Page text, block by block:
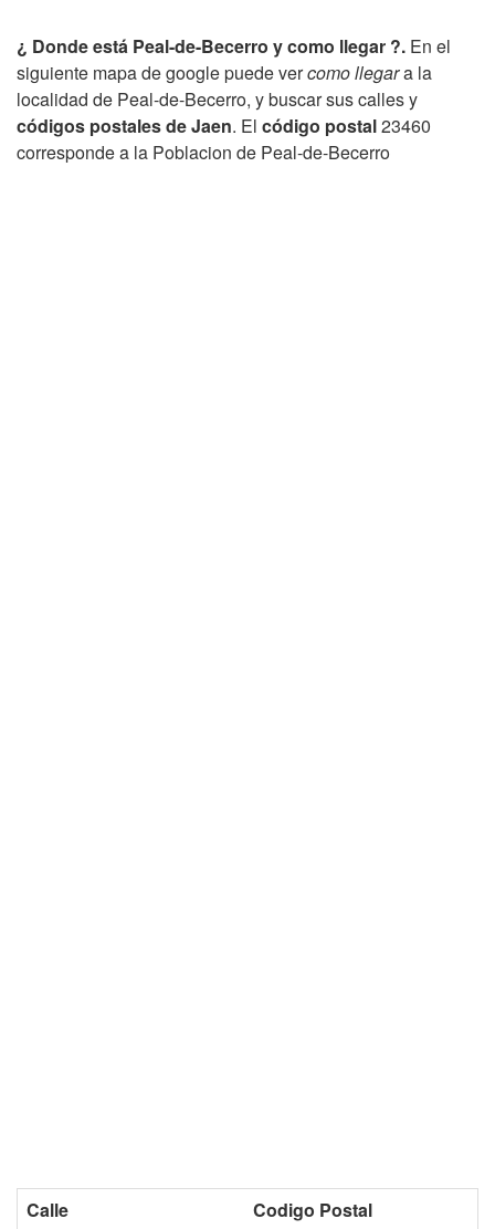
¿ Donde está Peal-de-Becerro y como llegar ?. En el
siguiente mapa de google puede vercomo llegara la
localidad de Peal-de-Becerro, y buscar sus calles y
códigos postales de Jaen. El código postal23460
corresponde a la Poblacion de Peal-de-Becerro
Calle Codigo Postal